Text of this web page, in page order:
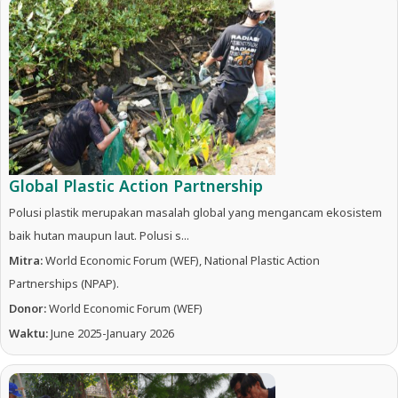
Global Plastic Action Partnership
Polusi plastik merupakan masalah global yang mengancam ekosistem
baik hutan maupun laut. Polusi s...
Mitra:World Economic Forum (WEF), National Plastic Action
Partnerships (NPAP).
Donor:World Economic Forum (WEF)
Waktu:June 2025-January 2026